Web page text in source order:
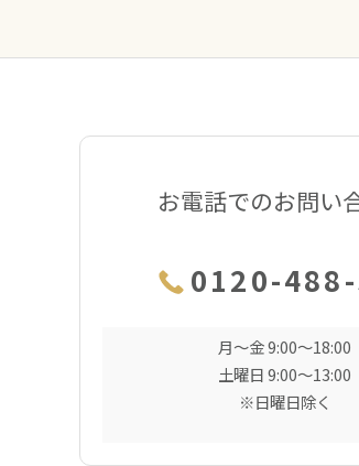
お電話でのお問い
0120-
月〜金 9:00〜18:00
土曜日 9:00〜13:00
※日曜日除く